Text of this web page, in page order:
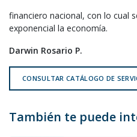
financiero nacional, con lo cual
exponencial la economía.
Darwin Rosario P.
CONSULTAR CATÁLOGO DE
También te puede